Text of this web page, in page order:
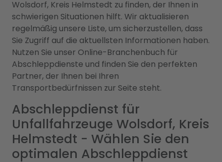
Wolsdorf, Kreis Helmstedt zu finden, der Ihnen in
schwierigen Situationen hilft. Wir aktualisieren
regelmäßig unsere Liste, um sicherzustellen, dass
Sie Zugriff auf die aktuellsten Informationen haben.
Nutzen Sie unser Online-Branchenbuch für
Abschleppdienste und finden Sie den perfekten
Partner, der Ihnen bei Ihren
Transportbedürfnissen zur Seite steht.
Abschleppdienst für
Unfallfahrzeuge Wolsdorf, Kreis
Helmstedt - Wählen Sie den
optimalen Abschleppdienst